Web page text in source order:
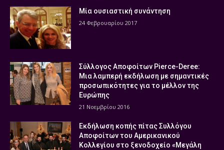
Μία ουσιαστική συνάντηση
24 Φεβρουαρίου 2017
Σύλλογος Αποφοίτων Pierce-Deree:
Μια λαμπερή εκδήλωση με σημαντικές
προσωπικότητες για το μέλλον της
Ευρώπης
21 Νοεμβρίου 2016
Εκδήλωση κοπής πίτας Συλλόγου
Αποφοίτων του Αμερικανικού
Κολλεγίου στο ξενοδοχείο «Μεγάλη